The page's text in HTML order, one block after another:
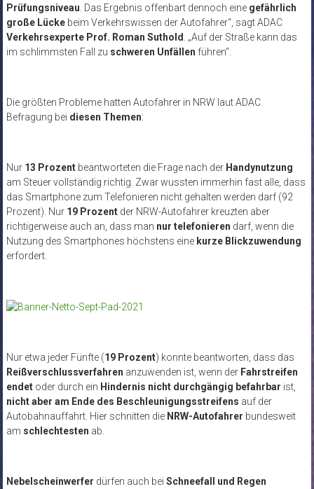
Prüfungsniveau. Das Ergebnis offenbart dennoch eine gefährlich
große Lückebeim Verkehrswissen der Autofahrer“, sagt ADAC
Verkehrsexperte Prof. Roman Suthold. „Auf der Straße kann das
im schlimmsten Fall zu schweren Unfällen führen“.
Die größten Probleme hatten Autofahrer in NRW laut ADAC
Befragung bei diesen Themen:
Nur 13 Prozentbeantworteten die Frage nach der Handynutzung
am Steuer vollständig richtig. Zwar wussten immerhin fast alle, dass
das Smartphone zum Telefonieren nicht gehalten werden darf (92
Prozent). Nur 19 Prozentder NRW-Autofahrer kreuzten aber
richtigerweise auch an, dass man nur telefonieren darf, wenn die
Nutzung des Smartphones höchstens eine kurze Blickzuwendung
erfordert.
Nur etwa jeder Fünfte (19 Prozent) konnte beantworten, dass das
Reißverschlussverfahren anzuwenden ist, wenn der Fahrstreifen
endetoder durch ein Hindernis nicht durchgängig befahrbar ist,
nicht aber am Ende des Beschleunigungsstreifens auf der
Autobahnauffahrt. Hier schnitten die NRW-Autofahrer bundesweit
am schlechtesten ab.
Nebelscheinwerfer dürfen auch bei Schneefall und Regen